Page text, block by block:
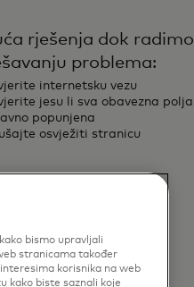
rješenja dok radimo
problema:
internetsku vezu
jesu li sva obavezna polja
popunjena
osvježiti stranicu
bismo upravljali
stranicama također
korisnika na web
kako biste saznali koje